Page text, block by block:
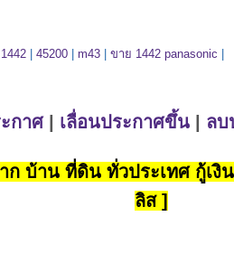
1442 45200 m43 ขาย 1442 panasonic
กาศ| เลื่อนประกาศขึ้น ลบ
ก บ้าน ที่ดิน ทั่วประเทศ กู้เงิ
ลิส ]